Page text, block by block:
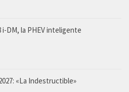
i-DM, la PHEV inteligente
«La Indestructible»